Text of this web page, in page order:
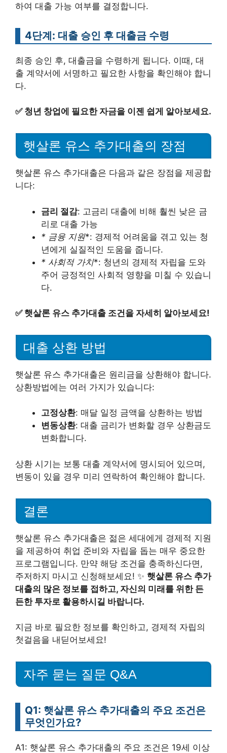
하여 대출 가능 여부를 결정합니다.
4단계: 대출 승인 후 대출금 수령
최종 승인 후, 대출금을 수령하게 됩니다. 이때, 대
출 계약서에 서명하고 필요한 사항을 확인해야 합니
다.
✅ 청년 창업에 필요한 자금을 이젠 쉽게 알아보세요.
햇살론 유스 추가대출의 장점
햇살론 유스 추가대출은 다음과 같은 장점을 제공합
니다:
금리 절감: 고금리 대출에 비해 훨씬 낮은 금
리로 대출 가능
* 금융 지원*: 경제적 어려움을 겪고 있는 청
년에게 실질적인 도움을 줍니다.
* 사회적 가치*: 청년의 경제적 자립을 도와
주어 긍정적인 사회적 영향을 미칠 수 있습니
다.
✅ 햇살론 유스 추가대출 조건을 자세히 알아보세요!
대출 상환 방법
햇살론 유스 추가대출은 원리금을 상환해야 합니다.
상환방법에는 여러 가지가 있습니다:
고정상환: 매달 일정 금액을 상환하는 방법
변동상환: 대출 금리가 변화할 경우 상환금도
변화합니다.
상환 시기는 보통 대출 계약서에 명시되어 있으며,
변동이 있을 경우 미리 연락하여 확인해야 합니다.
결론
햇살론 유스 추가대출은 젊은 세대에게 경제적 지원
을 제공하여 취업 준비와 자립을 돕는 매우 중요한
프로그램입니다. 만약 해당 조건을 충족하신다면,
주저하지 마시고 신청해보세요! ✨ 햇살론 유스 추가
대출의 많은 정보를 접하고, 자신의 미래를 위한 든
든한 투자로 활용하시길 바랍니다.
지금 바로 필요한 정보를 확인하고, 경제적 자립의
첫걸음을 내딛어보세요!
자주 묻는 질문 Q&A
Q1: 햇살론 유스 추가대출의 주요 조건은
무엇인가요?
A1: 햇살론 유스 추가대출의 주요 조건은 19세 이상